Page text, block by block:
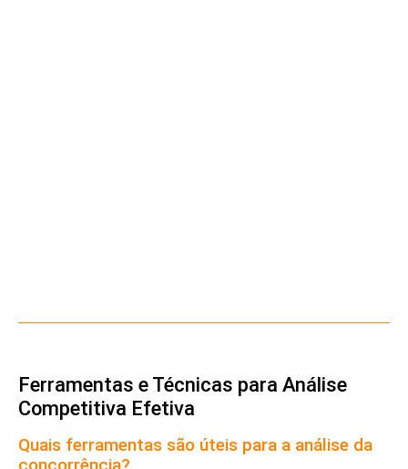
Ferramentas e Técnicas para Análise
Competitiva Efetiva
Quais ferramentas são úteis para a análise da
concorrência?